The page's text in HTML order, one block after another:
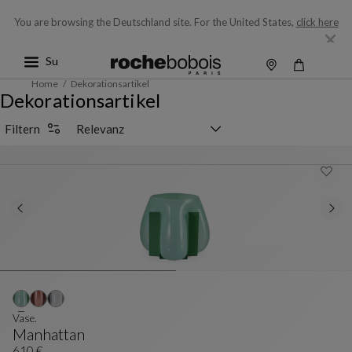
You are browsing the Deutschland site. For the United States, click here
Home Dekorationsartikel
Dekorationsartikel
Filtern
Manhattan
Vase.